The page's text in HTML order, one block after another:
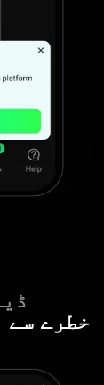
خطرے سے